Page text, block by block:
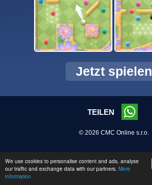
We use cookies to personalise content and ads, analyse
our traffic and exchange data with our partners. More
information
Jetzt spielen
TEILEN
© 2026 CMC Online s.r.o.